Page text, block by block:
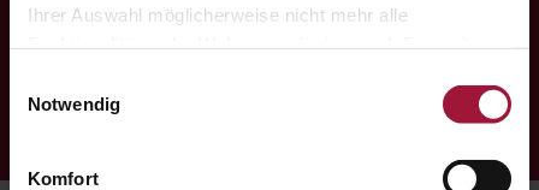
Ihrer Auswahl möglicherweise nicht mehr alle
Datenschutzerklärung und Cookie Policy.
Notwendig
Komfort